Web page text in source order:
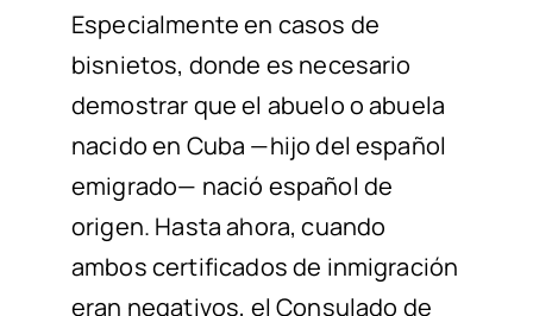
Especialmente en casos de
bisnietos, donde es necesario
demostrar que el abuelo o abuela
nacido en Cuba —hijo del español
emigrado— nació español de
origen. Hasta ahora, cuando
ambos certificados de inmigración
eran negativos, el Consulado de